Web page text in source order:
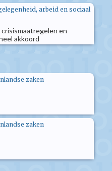
arbeid en sociaal
en
akkoord
zaken
zaken